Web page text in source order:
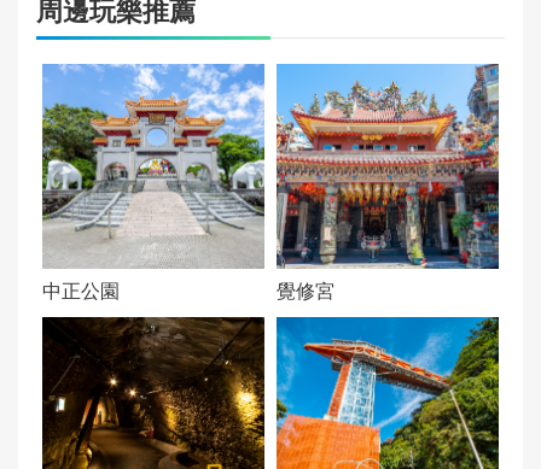
文化資產級別：
非屬文化資產
周邊玩樂推薦
中正公園 覺修宮